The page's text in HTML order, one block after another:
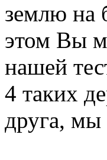
землю на
этом Вы
нашей
4 таких
друга, мы